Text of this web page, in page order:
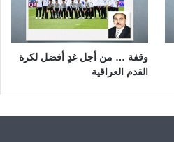
وقفة … من أجل غدٍ أفضل لكرة
القدم العراقية